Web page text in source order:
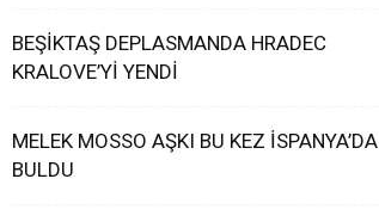
BEŞİKTAŞ DEPLASMANDA HRADEC
KRALOVE’Yİ YENDİ
MELEK MOSSO AŞKI BU KEZ İSPANYA’DA
BULDU